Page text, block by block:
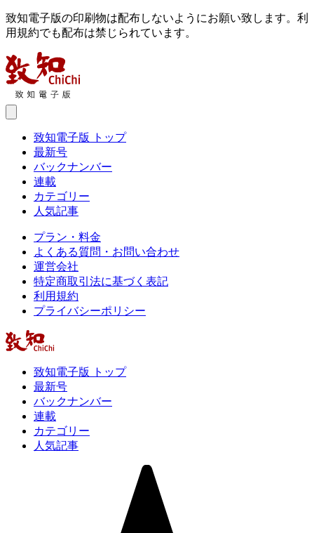
致知電子版の印刷物は配布しないようにお願い致します。利
用規約でも配布は禁じられています。
致知電子版 トップ
最新号
バックナンバー
連載
カテゴリー
人気記事
プラン・料金
よくある質問・お問い合わせ
運営会社
特定商取引法に基づく表記
利用規約
プライバシーポリシー
致知電子版 トップ
最新号
バックナンバー
連載
カテゴリー
人気記事